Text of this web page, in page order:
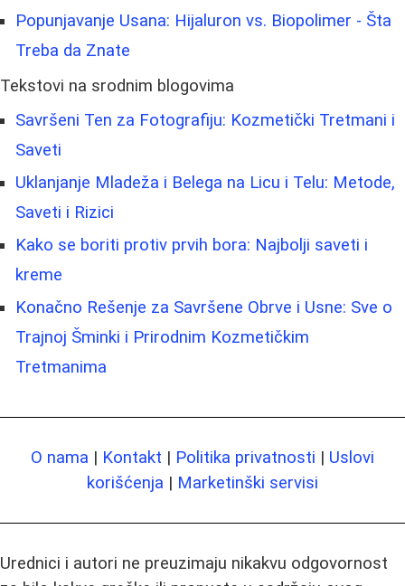
Popunjavanje Usana: Hijaluron vs. Biopolimer - Šta
Treba da Znate
Tekstovi na srodnim blogovima
Savršeni Ten za Fotografiju: Kozmetički Tretmani i
Saveti
Uklanjanje Mladeža i Belega na Licu i Telu: Metode,
Saveti i Rizici
Kako se boriti protiv prvih bora: Najbolji saveti i
kreme
Konačno Rešenje za Savršene Obrve i Usne: Sve o
Trajnoj Šminki i Prirodnim Kozmetičkim
Tretmanima
O nama | Kontakt | Politika privatnosti | Uslovi
korišćenja | Marketinški servisi
Urednici i autori ne preuzimaju nikakvu odgovornost